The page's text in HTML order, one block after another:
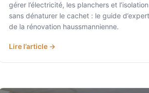
gérer l’électricité, les planchers et l’isolation
sans dénaturer le cachet : le guide d’expert
de la rénovation haussmannienne.
Lire l’article →